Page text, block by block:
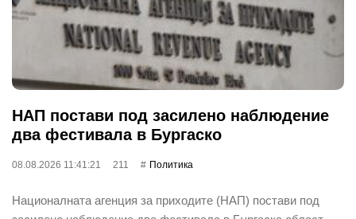
НАП постави под засилено наблюдение
два фестивала в Бургаско
08.08.2026 11:41:21 211 Политика
Националната агенция за приходите (НАП) постави под